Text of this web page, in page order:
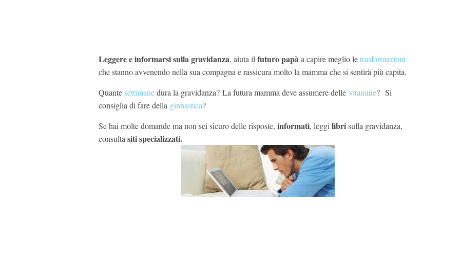
Leggere e informarsi sulla gravidanza, aiuta il futuro papàa capire meglio letrasformazioni
che stanno avvenendo nella sua compagna e rassicura molto la mamma che si sentirà più capita.
Quantesettimanedura la gravidanza? La futura mamma deve assumere delle vitamine? Si
consiglia di fare della ginnastica?
Se hai molte domande ma non sei sicuro delle risposte, informati, leggi librisulla gravidanza,
consulta siti specializzati.